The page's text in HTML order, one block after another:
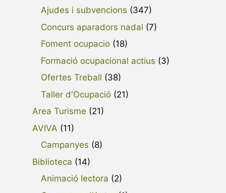
Ajudes i subvencions (347)
Concurs aparadors nadal (7)
Foment ocupacio (18)
Formació ocupacional actius (3)
Ofertes Treball (38)
Taller d'Ocupació (21)
Area Turisme (21)
AVIVA (11)
Campanyes (8)
Biblioteca (14)
Animació lectora (2)